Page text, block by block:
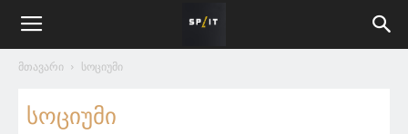
მთავარი სოციუმი
სოციუმი